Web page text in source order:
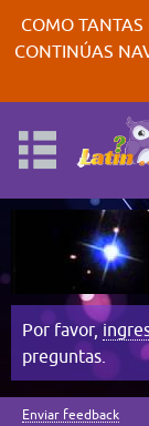
COMO TANTAS
CONTINÚAS
Por favor,
preguntas.
Enviar feedback